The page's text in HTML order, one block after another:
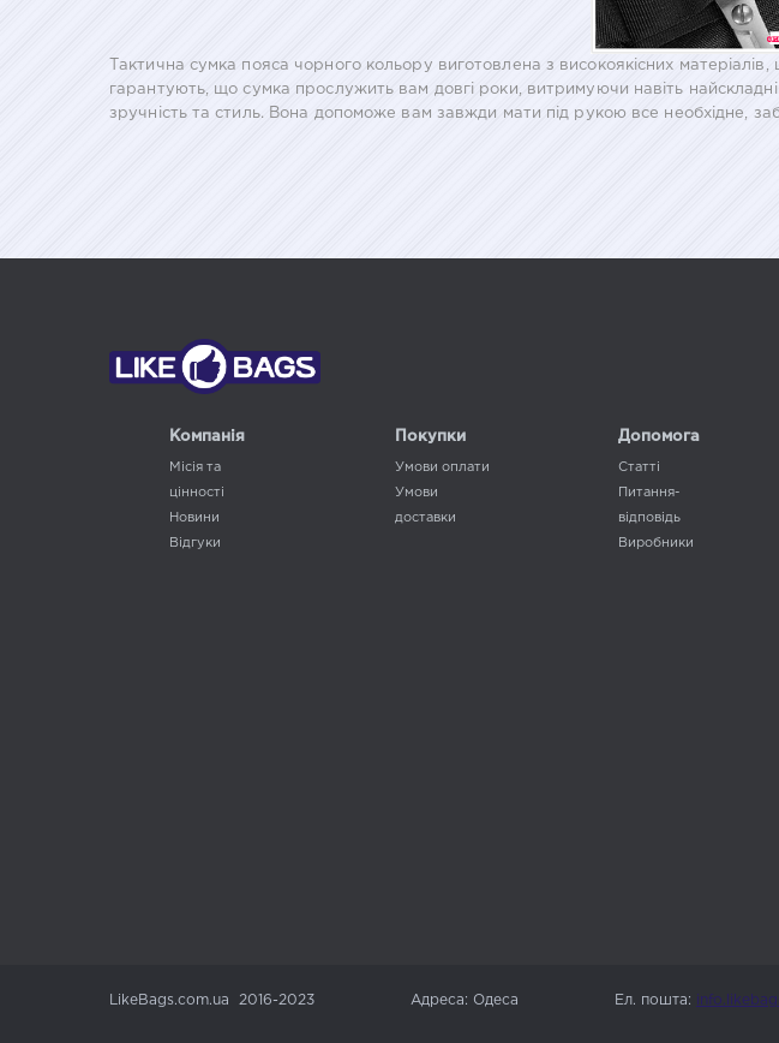
Тактична сумка пояса чорного кольору виготовлена з високоякісних матеріалів,
гарантують, що сумка прослужить вам довгі роки, витримуючи навіть
зручність та стиль. Вона допоможе вам завжди мати під рукою все необхідне,
Компанія
Місія та
цінності
Новини
Відгуки
Покупки
Умови оплати
Умови
доставки
Допомога
Статті
Питання-
відповідь
Виробники
LikeBags.com.ua 2016-2023 Адреса: Одеса Ел. пошта: